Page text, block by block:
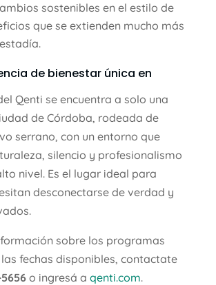
sostenibles en el estilo de
que se extienden mucho más
de bienestar única en
Qenti se encuentra a solo una
de Córdoba, rodeada de
serrano, con un entorno que
silencio y profesionalismo
nivel. Es el lugar ideal para
desconectarse de verdad y
sobre los programas
fechas disponibles, contactate
o ingresá a qenti.com.